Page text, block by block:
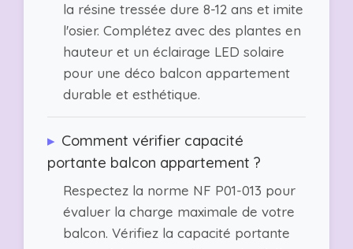
la résine tressée dure 8-12 ans et imite
l'osier. Complétez avec des plantes en
hauteur et un éclairage LED solaire
pour une déco balcon appartement
durable et esthétique.
▸ Comment vérifier capacité
portante balcon appartement ?
Respectez la norme NF P01-013 pour
évaluer la charge maximale de votre
balcon. Vérifiez la capacité portante